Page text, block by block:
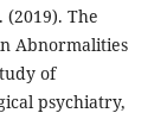
(2019). The
Abnormalities
of
psychiatry,